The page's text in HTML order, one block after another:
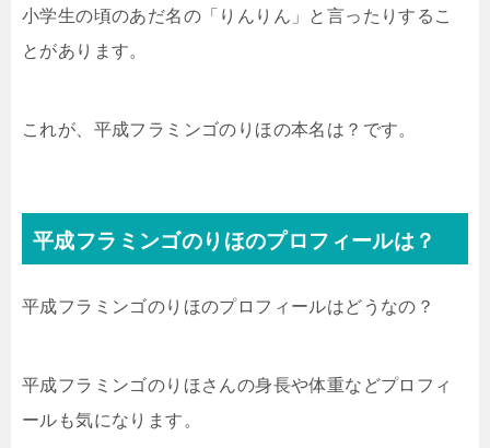
小学生の頃のあだ名の「りんりん」と言ったりするこ
とがあります。
これが、平成フラミンゴのりほの本名は？です。
平成フラミンゴのりほのプロフィールは？
平成フラミンゴのりほのプロフィールはどうなの？
平成フラミンゴのりほさんの身長や体重などプロフィ
ールも気になります。